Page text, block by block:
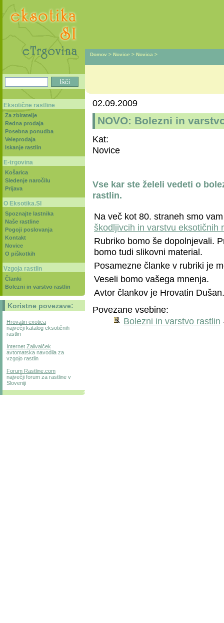
Domov > Novice > Novica >
02.09.2009
NOVO: Bolezni in
Kat:
Novice
Vse kar ste želeli vedeti o
rastlin.
Na več kot 80. straneh smo
škodljivcih in varstvu eksotičnih
Rubriko bomo še dopolnjevali.
bomo tudi slikovni material.
Posamezne članke v rubriki je
Veseli bomo vašega mnenja.
Avtor člankov je Hrovatin Dušan.
Povezane vsebine:
Bolezni in varstvo rastlin
Eksotične rastline
Za zbiratelje
Redna prodaja
Posebna ponudba
Veleprodaja
Iskanje rastlin
E-trgovina
Košarica
Sledenje naročilu
Prijava
O Eksotika.SI
Spoznajte lastnika
Naše rastline
Pogoji poslovanja
Kontakt
Novice
O piškotkih
Vzgoja rastlin
Članki
Bolezni in varstvo rastlin
Koristne povezave:
Hrovatin exotica
največji katalog eksotičnih
rastlin
Internet Zalivalček
avtomatska navodila za
vzgojo rastlin
Forum Rastline.com
največji forum za rastline v
Sloveniji